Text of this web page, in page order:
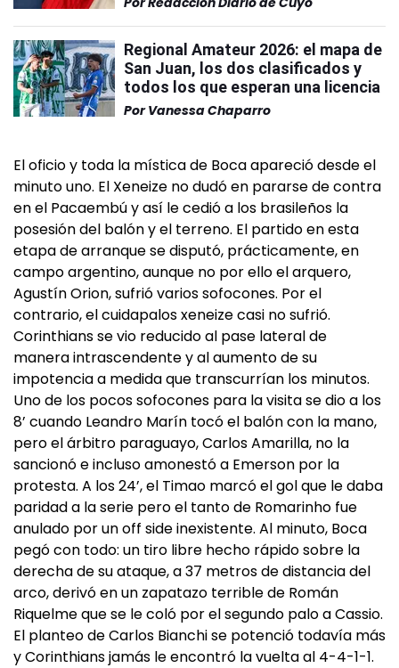
Regional Amateur 2026: el mapa de
San Juan, los dos clasificados y
todos los que esperan una licencia
Por Vanessa Chaparro
El oficio y toda la mística de Boca apareció desde el
minuto uno. El Xeneize no dudó en pararse de contra
en el Pacaembú y así le cedió a los brasileños la
posesión del balón y el terreno. El partido en esta
etapa de arranque se disputó, prácticamente, en
campo argentino, aunque no por ello el arquero,
Agustín Orion, sufrió varios sofocones. Por el
contrario, el cuidapalos xeneize casi no sufrió.
Corinthians se vio reducido al pase lateral de
manera intrascendente y al aumento de su
impotencia a medida que transcurrían los minutos.
Uno de los pocos sofocones para la visita se dio a los
8’ cuando Leandro Marín tocó el balón con la mano,
pero el árbitro paraguayo, Carlos Amarilla, no la
sancionó e incluso amonestó a Emerson por la
protesta. A los 24’, el Timao marcó el gol que le daba
paridad a la serie pero el tanto de Romarinho fue
anulado por un off side inexistente. Al minuto, Boca
pegó con todo: un tiro libre hecho rápido sobre la
derecha de su ataque, a 37 metros de distancia del
arco, derivó en un zapatazo terrible de Román
Riquelme que se le coló por el segundo palo a Cassio.
El planteo de Carlos Bianchi se potenció todavía más
y Corinthians jamás le encontró la vuelta al 4-4-1-1.